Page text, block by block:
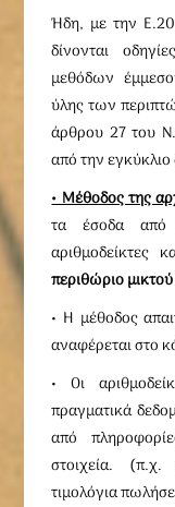
Ήδη, με την
δίνονται
μεθόδων
ύλης των
άρθρου 27 του
από την
• Μέθοδος της
τα έσοδα από
αριθμοδείκτες
περιθώριο
• Η μέθοδος
αναφέρεται στο
• Οι
πραγματικά
από
στοιχεία.
τιμολόγια